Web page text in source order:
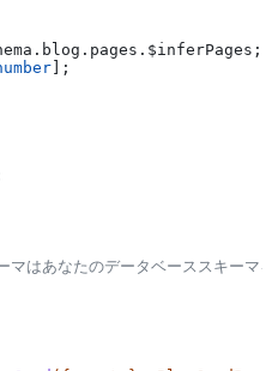
. blog . pages . $inferPages ;
];
はあなたのデータベーススキーマ